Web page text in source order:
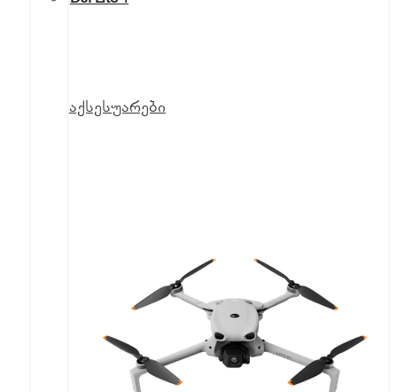
აქსესუარები